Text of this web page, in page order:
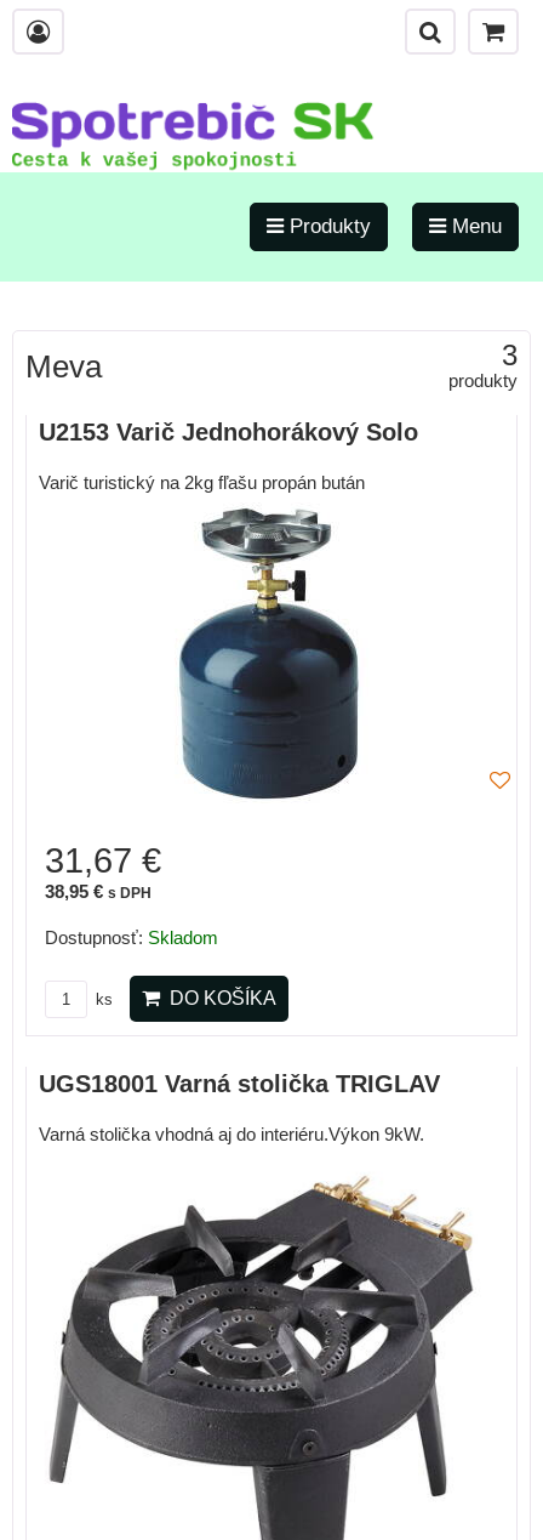
Produkty Menu
Meva 3
produkty
U2153 Varič Jednohorákový Solo
Varič turistický na 2kg fľašu propán bután
31,67 €
38,95 € s DPH
Dostupnosť: Skladom
ks DO KOŠÍKA
UGS18001 Varná stolička TRIGLAV
Varná stolička vhodná aj do interiéru.Výkon 9kW.